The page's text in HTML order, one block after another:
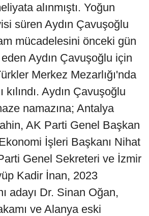
alınmıştı. Yoğun
süren Aydın Çavuşoğlu
mücadelesini önceki gün
Aydın Çavuşoğlu için
Merkez Mezarlığı'nda
kılındı. Aydın Çavuşoğlu
namazına; Antalya
AK Parti Genel Başkan
Ekonomi İşleri Başkanı Nihat
Genel Sekreteri ve İzmir
Kadir İnan, 2023
adayı Dr. Sinan Oğan,
ve Alanya eski